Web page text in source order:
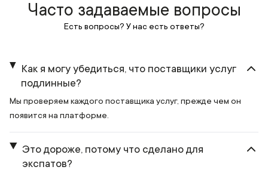
Часто задаваемые вопросы
Есть вопросы? У нас есть ответы?
Как я могу убедиться, что поставщики услуг
подлинные?
Мы проверяем каждого поставщика услуг, прежде чем он
появится на платформе.
Это дороже, потому что сделано для
экспатов?